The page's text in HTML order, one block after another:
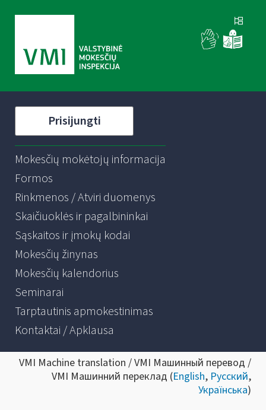
Prisijungti
Mokesčių mokėtojų informacija
Formos
Rinkmenos / Atviri duomenys
Skaičiuoklės ir pagalbininkai
Sąskaitos ir įmokų kodai
Mokesčių žinynas
Mokesčių kalendorius
Seminarai
Tarptautinis apmokestinimas
Kontaktai / Apklausa
VMI Machine translation / VMI Машинный перевод /
VMI Машинний переклад (English, Русский,
Українська)